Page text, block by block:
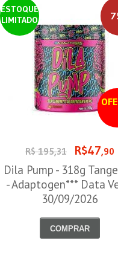
ESTOQUE
LIMITADO
R$ 195,31 R$47,90
Dila Pump - 318g
- Adaptogen*** Data
30/09/2026
COMPRAR